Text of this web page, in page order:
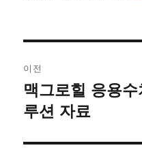
내
비
게
이전
이
전
맥그로힐 응용
루션 자료